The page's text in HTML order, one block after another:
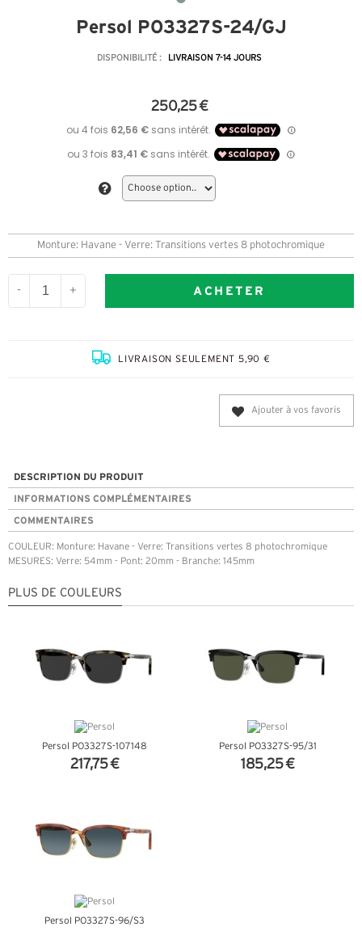
Persol PO3327S-24/GJ
DISPONIBILITÉ : LIVRAISON 7-14 JOURS
250,25 €
Monture: Havane - Verre: Transitions vertes 8 photochromique
- + ACHETER
LIVRAISON SEULEMENT 5,90 €
Ajouter à vos favoris
DESCRIPTION DU PRODUIT
INFORMATIONS COMPLÉMENTAIRES
COMMENTAIRES
COULEUR: Monture: Havane - Verre: Transitions vertes 8 photochromique
MESURES: Verre: 54mm - Pont: 20mm - Branche: 145mm
PLUS DE COULEURS
Persol PO3327S-107148
217,75 €
Persol PO3327S-95/31
185,25 €
Persol PO3327S-96/S3